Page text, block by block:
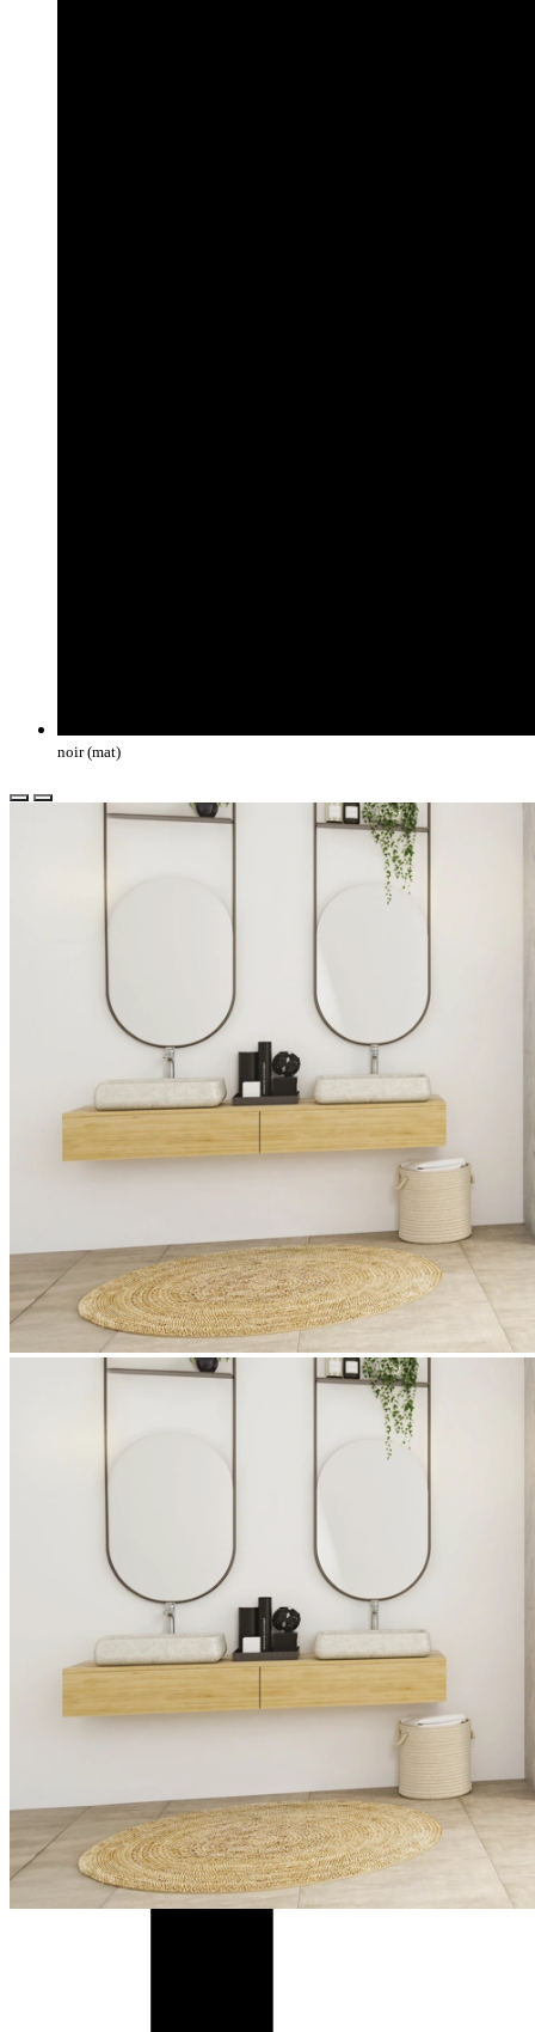
noir (mat)
Avec Smart Design, le nom est tout un programme : verre trempé au
choix avec verre décoratif Cosmos, poignées fines, nombreux détails
de produits de qualité et, bien entendu, protection optimale contre les
Exécutions, Couleurs, Matériaux, Caractéristiques